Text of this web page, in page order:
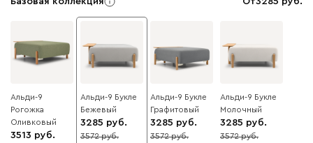
Альди-9
Рогожка
Оливковый
3513
Альди-9 Букле
Бежевый
3285
8
3572
Альди-9 Букле
Графитовый
3285
8
3572
Альди-9 Букле
Молочный
3285
8
3572